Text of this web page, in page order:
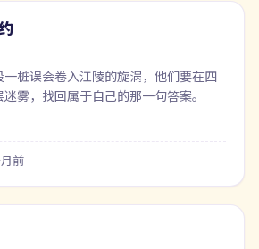
桩误会卷入江陵的旋涡，他们要在四
雾，找回属于自己的那一句答案。
前